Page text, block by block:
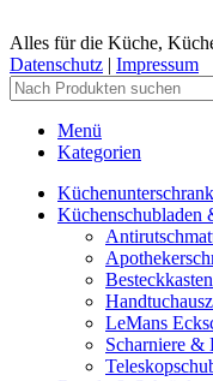
Alles für die Küche,
Datenschutz | Impressum
Menü
Kategorien
Küchenschubladen
LeMans
Scharniere &